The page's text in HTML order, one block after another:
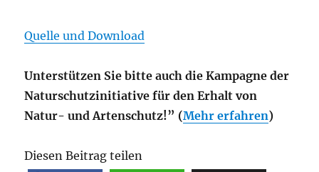
Quelle und Download
Unterstützen Sie bitte auch die Kampagne der
Naturschutzinitiative für den Erhalt von
Natur- und Artenschutz!” (Mehr erfahren)
Diesen Beitrag teilen